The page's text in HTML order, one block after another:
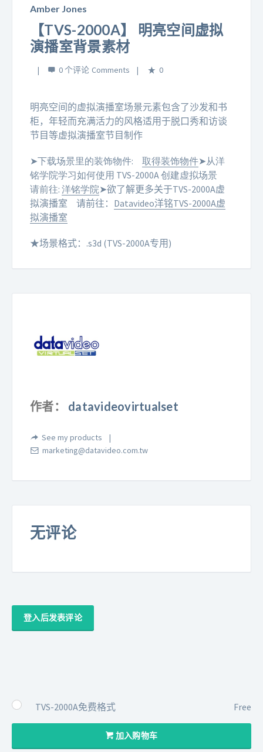
Amber Jones
【TVS-2000A】 明亮空间虚拟
演播室背景素材
0 个评论 0
明亮空间的虚拟演播室场景元素包含了沙发和书
柜，年轻而充满活力的风格适用于脱口秀和访谈
节目等虚拟演播室节目制作
➤下载场景里的装饰物件: 取得装饰物件➤从洋
铭学院学习如何使用 TVS-2000A 创建虚拟场景
请前往: 洋铭学院➤欲了解更多关于TVS-2000A虚
拟演播室 请前往： Datavideo洋铭TVS-2000A虚
拟演播室
★场景格式：.s3d (TVS-2000A专用)
作者： datavideovirtualset
See my products
marketing@datavideo.com.tw
无评论
登入后发表评论
TVS-2000A免费格式 Free
加入购物车